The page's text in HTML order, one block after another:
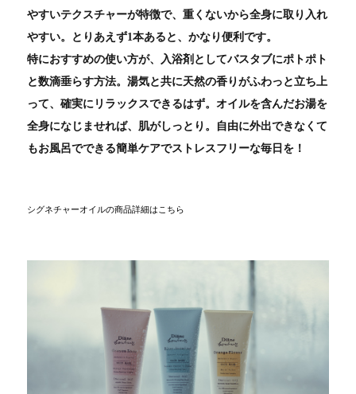
やすいテクスチャーが特徴で、重くないから全身に取り入れ
やすい。とりあえず1本あると、かなり便利です。
特におすすめの使い方が、入浴剤としてバスタブにポトポト
と数滴垂らす方法。湯気と共に天然の香りがふわっと立ち上
って、確実にリラックスできるはず。オイルを含んだお湯を
全身になじませれば、肌がしっとり。自由に外出できなくて
もお風呂でできる簡単ケアでストレスフリーな毎日を！
シグネチャーオイルの商品詳細はこちら